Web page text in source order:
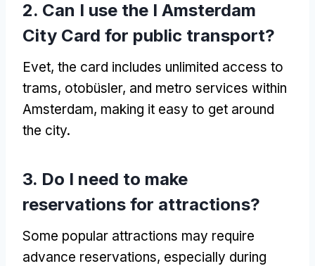
2. Can I use the I Amsterdam
City Card for public transport?
Evet, the card includes unlimited access to
trams, otobüsler, and metro services within
Amsterdam, making it easy to get around
the city.
3. Do I need to make
reservations for attractions?
Some popular attractions may require
advance reservations, especially during